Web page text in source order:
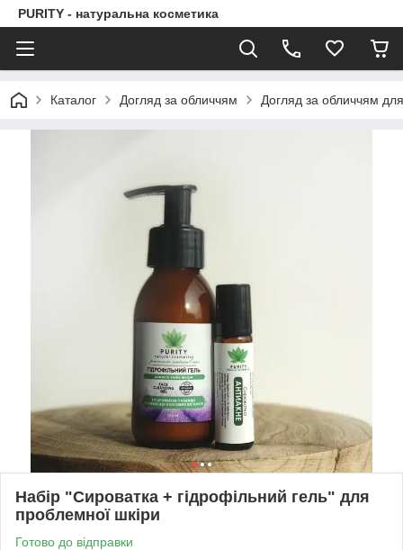
PURITY - натуральна косметика
Каталог Догляд за обличчям Догляд за обличчям для
Набір "Сироватка + гідрофільний гель" для
проблемної шкіри
Готово до відправки